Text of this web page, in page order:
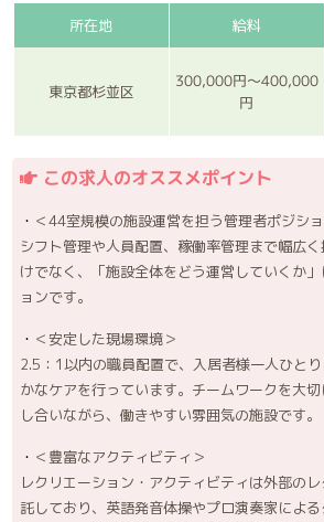
所在地 給料
東京都杉並区
300,000円～400,000
円
この求人のオススメポイント
＜44室規模の施設運営を担う管理者ポジシ
シフト管理や人員配置、稼働率管理まで幅広
けでなく、「施設全体をどう運営していくか
ョンです。
＜安定した現場環境＞
2.5：1以内の職員配置で、入居者様一人ひと
かなケアを行っています。チームワークを大
し合いながら、働きやすい雰囲気の施設です。
＜豊富なアクティビティ＞
レクリエーション・アクティビティは外部の
託しており、英語発音体操やプロ演奏家によ